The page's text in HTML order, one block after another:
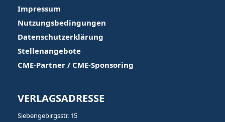
Impressum
Nutzungsbedingungen
Datenschutzerklärung
Stellenangebote
CME-Partner / CME-Sponsoring
VERLAGSADRESSE
Siebengebirgsstr. 15